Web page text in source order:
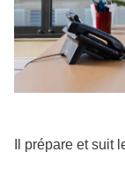
Il prépare et suit